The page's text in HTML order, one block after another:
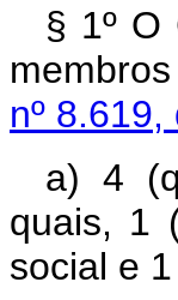
§ 1º O
nº
a) 4
quais, 1
social e